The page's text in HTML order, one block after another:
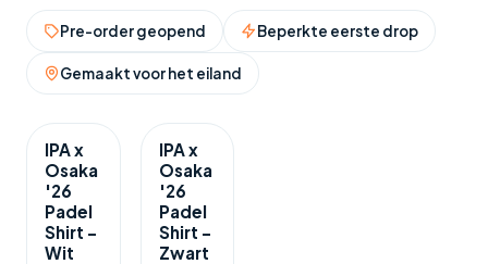
Pre-order geopend Beperkte eerste drop
Gemaakt voor het eiland
IPA x
Osaka
'26
Padel
Shirt -
Wit
IPA x
Osaka
'26
Padel
Shirt -
Zwart